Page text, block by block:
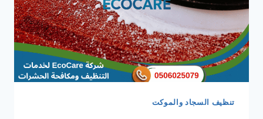
تنظيف السجاد والموكت